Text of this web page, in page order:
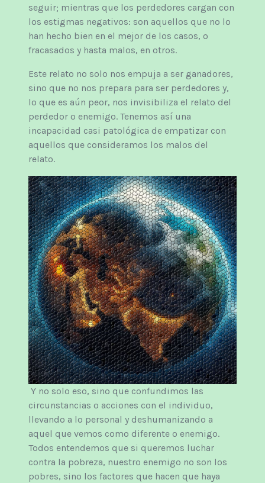
seguir; mientras que los perdedores cargan con
los estigmas negativos: son aquellos que no lo
han hecho bien en el mejor de los casos, o
fracasados y hasta malos, en otros.
Este relato no solo nos empuja a ser ganadores,
sino que no nos prepara para ser perdedores y,
lo que es aún peor, nos invisibiliza el relato del
perdedor o enemigo. Tenemos así una
incapacidad casi patológica de empatizar con
aquellos que consideramos los malos del
relato.
Y no solo eso, sino que confundimos las
circunstancias o acciones con el individuo,
llevando a lo personal y deshumanizando a
aquel que vemos como diferente o enemigo.
Todos entendemos que si queremos luchar
contra la pobreza, nuestro enemigo no son los
pobres, sino los factores que hacen que haya